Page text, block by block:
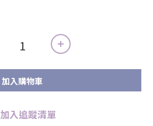
加入購物車
加入追蹤清單